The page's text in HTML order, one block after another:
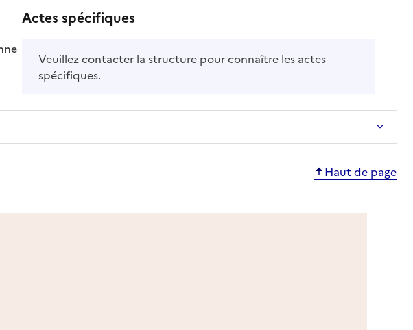
Actes spécifiques
Veuillez contacter la structure pour connaître les actes
spécifiques.
Haut de page